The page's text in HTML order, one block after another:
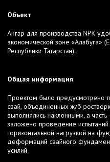
Объект
Ангар для производства NPK
экономической зоне «Алабуга»
Республики Татарстан).
Общая информация
Проектом было предусмотрено
свай, объединенных ж/б
выполнялись наклонными, а
заложено проведение
горизонтальной нагрузкой на
деформаций свайного
усилий.